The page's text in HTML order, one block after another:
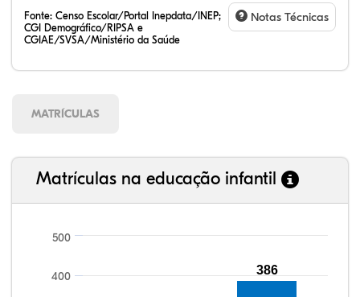
Fonte: Censo Escolar/Portal Inepdata/INEP;
CGI Demográfico/RIPSA e
CGIAE/SVSA/Ministério da Saúde
Notas Técnicas
MATRÍCULAS
Matrículas na educação infantil
400
500
386